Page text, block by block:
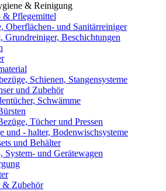
& Reinigung
& Pflegemittel
Oberflächen- und Sanitärreiniger
Grundreiniger, Beschichtungen
Schienen, Stangensysteme
und Zubehör
Schwämme
Tücher und Pressen
und - halter, Bodenwischsysteme
und Behälter
System- und Gerätewagen
& Zubehör